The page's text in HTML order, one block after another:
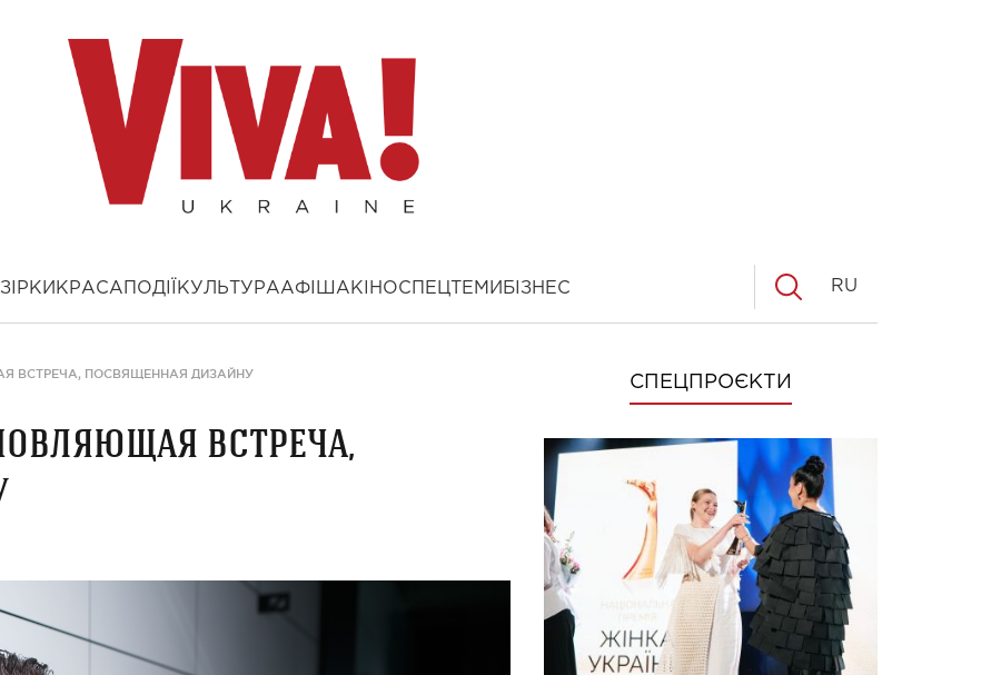
ЗІРКИ КРАСА ПОДІЇ КУЛЬТУРААФІША КІНОСПЕЦТЕМИ БІЗНЕС RU
ВСТРЕЧА, ПОСВЯЩЕННАЯ ДИЗАЙНУ
встреча,
СПЕЦПРОЄКТИ